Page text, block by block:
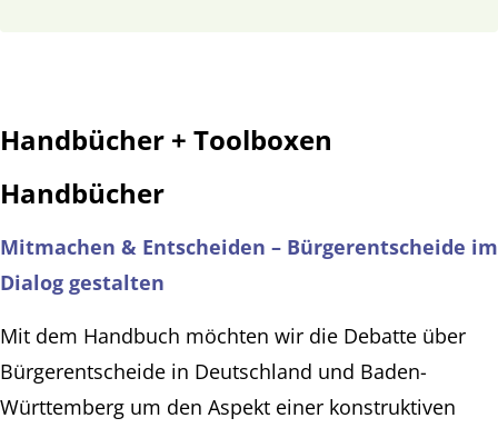
Handbücher + Toolboxen
Handbücher
Mitmachen & Entscheiden – Bürgerentscheide im
Dialog gestalten
Mit dem Handbuch möchten wir die Debatte über
Bürgerentscheide in Deutschland und Baden-
Württemberg um den Aspekt einer konstruktiven